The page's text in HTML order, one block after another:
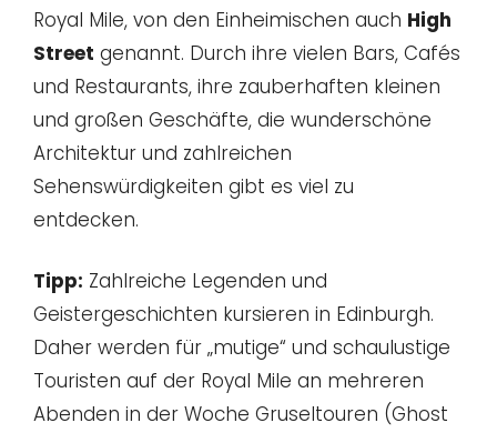
Royal Mile, von den Einheimischen auch High
Street genannt. Durch ihre vielen Bars, Cafés
und Restaurants, ihre zauberhaften kleinen
und großen Geschäfte, die wunderschöne
Architektur und zahlreichen
Sehenswürdigkeiten gibt es viel zu
entdecken.
Tipp: Zahlreiche Legenden und
Geistergeschichten kursieren in Edinburgh.
Daher werden für „mutige“ und schaulustige
Touristen auf der Royal Mile an mehreren
Abenden in der Woche Gruseltouren (Ghost